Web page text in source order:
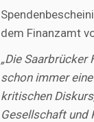
dem Finanzamt
„Die Saarbrücker
schon immer
kritischen
Gesellschaft und